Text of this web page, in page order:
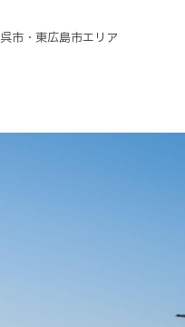
呉市・東広島市エリア